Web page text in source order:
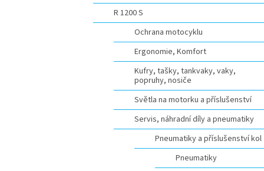
R 1200 S
Ochrana motocyklu
Ergonomie, Komfort
Kufry, tašky, tankvaky, vaky,
popruhy, nosiče
Světla na motorku a příslušenství
Servis, náhradní díly a pneumatiky
Pneumatiky a příslušenství kol
Pneumatiky